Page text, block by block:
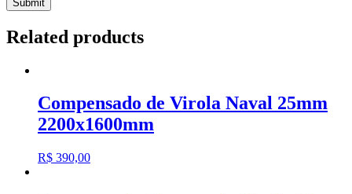
Related products
Compensado de Virola Naval 25mm
2200x1600mm
R$ 390,00